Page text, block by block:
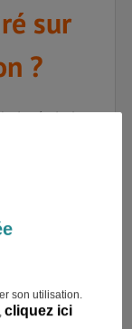
sur
?
était la
sirène
été prise
son utilisation.
cliquez ici